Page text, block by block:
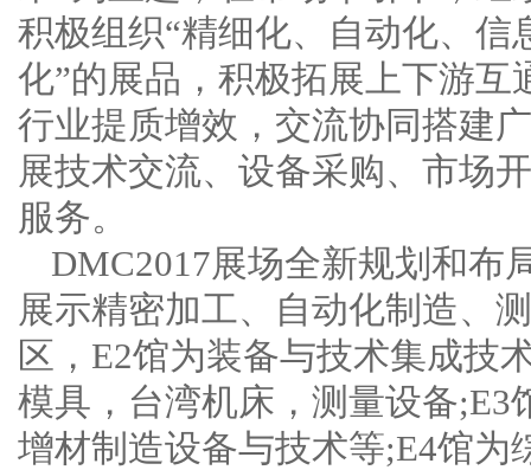
积极组织“精细化、自动化、
化”的展品，积极拓展上下游
行业提质增效，交流协同搭建
展技术交流、设备采购、市场
服务。
DMC2017展场全新规划和布
展示精密加工、自动化制造、
区，E2馆为装备与技术集成技
模具，台湾机床，测量设备;E3
增材制造设备与技术等;E4馆为